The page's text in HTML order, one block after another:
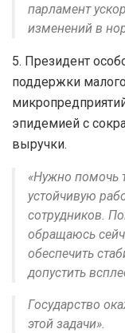
парламент
изменений в
5. Президент
поддержки
эпидемией с
выручки.
«Нужно помочь
устойчивую
сотрудников.
обращаюсь
обеспечить
допустить
Государство
этой задачи».